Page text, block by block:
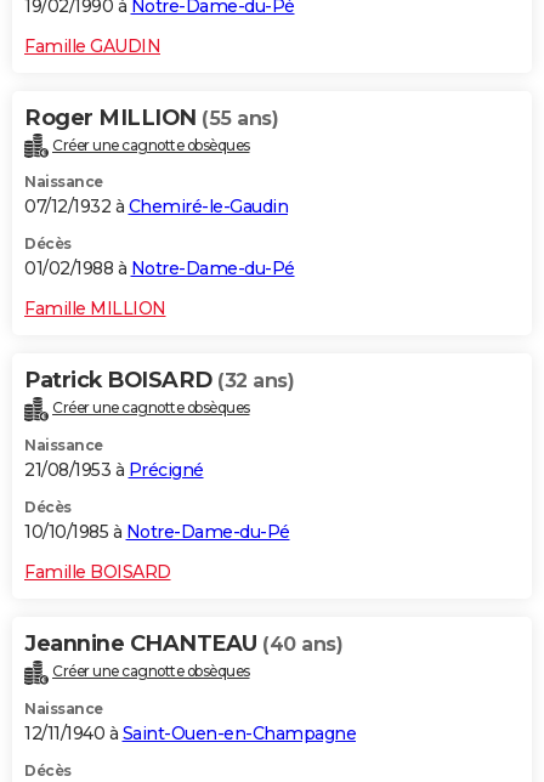
19/02/1990 à Notre-Dame-du-Pé
Famille GAUDIN
Roger MILLION (55 ans)
Créer une cagnotte obsèques
Naissance
07/12/1932 à Chemiré-le-Gaudin
Décès
01/02/1988 à Notre-Dame-du-Pé
Famille MILLION
Patrick BOISARD (32 ans)
Créer une cagnotte obsèques
Naissance
21/08/1953 à Précigné
Décès
10/10/1985 à Notre-Dame-du-Pé
Famille BOISARD
Jeannine CHANTEAU (40 ans)
Créer une cagnotte obsèques
Naissance
12/11/1940 à Saint-Ouen-en-Champagne
Décès